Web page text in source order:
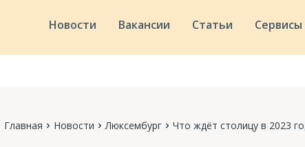
Новости Вакансии Статьи Сервисы
Главная Новости Люксембург Что ждёт столицу в 2023